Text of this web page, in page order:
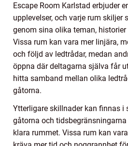
Escape Room Karlstad erbjuder
upplevelser, och varje rum skiljer
genom sina olika teman,
Vissa rum kan vara mer linjära,
och följd av ledtrådar, medan
öppna där deltagarna själva får
hitta samband mellan olika
gåtorna.
Ytterligare skillnader kan finnas i
gåtorna och
klara rummet. Vissa rum kan